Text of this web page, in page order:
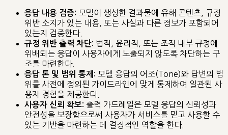
응답 내용 검증: 모델이 생성한 결과물에 유해 콘텐츠, 규정
위반 소지가 있는 내용, 또는 사실과 다른 정보가 포함되어
있는지 검증한다.
규정 위반 출력 차단: 법적, 윤리적, 또는 조직 내부 규정에
위배되는 응답이 사용자에게 노출되지 않도록 차단하는 구
조를 마련한다.
응답 톤 및 범위 통제: 모델 응답의 어조(Tone)와 답변의 범
위를 사전에 정의된 가이드라인에 맞게 통제하여 일관된 사
용자 경험을 제공한다.
사용자 신뢰 확보: 출력 가드레일은 모델 응답의 신뢰성과
안전성을 보장함으로써 사용자가 서비스를 믿고 사용할 수
있는 기반을 마련하는 데 결정적인 역할을 한다.